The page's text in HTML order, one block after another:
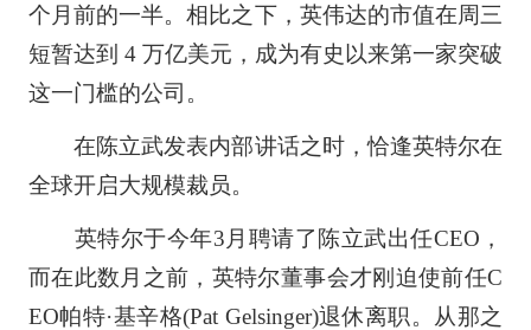
个月前的一半。相比之下，英伟达的市值在周三
短暂达到 4 万亿美元，成为有史以来第一家突破
这一门槛的公司。
在陈立武发表内部讲话之时，恰逢英特尔在
全球开启大规模裁员。
英特尔于今年3月聘请了陈立武出任CEO，
而在此数月之前，英特尔董事会才刚迫使前任C
EO帕特·基辛格(Pat Gelsinger)退休离职。从那之